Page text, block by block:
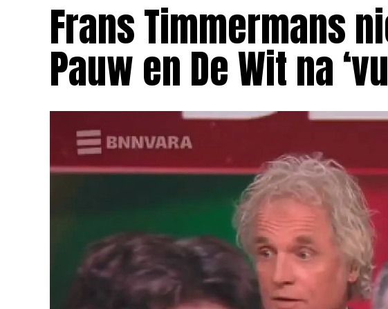
Frans Timmermans
Pauw en De Wit na